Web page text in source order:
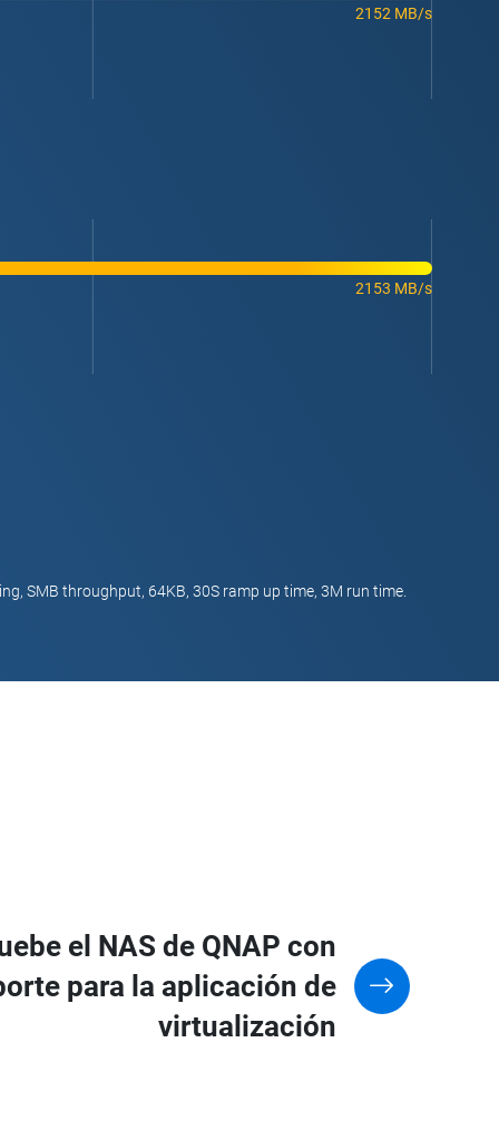
2152 MB/s
2153 MB/s
SMB throughput, 64KB, 30S ramp up time, 3M run time.
el NAS de QNAP con
para la aplicación de
virtualización